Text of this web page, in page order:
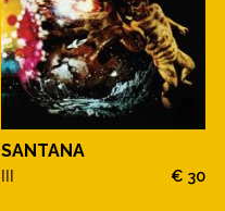
SANTANA
€ 30